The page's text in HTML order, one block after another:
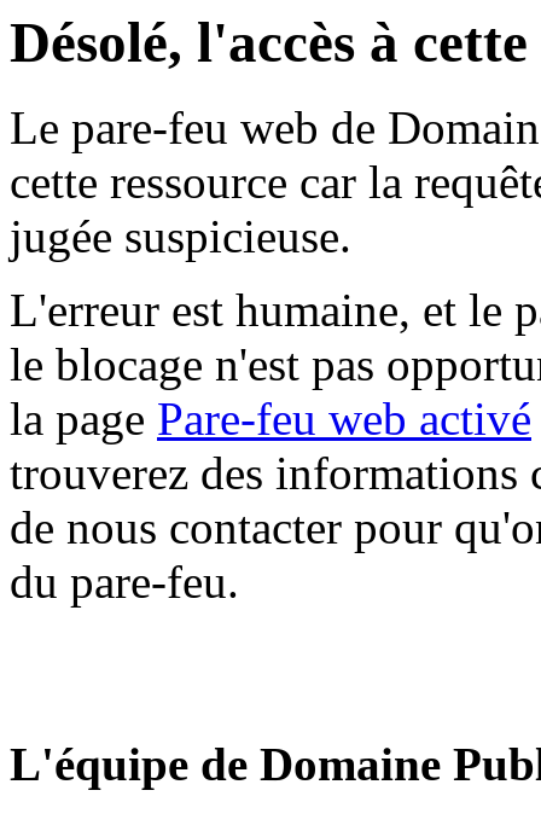
Désolé, l'accès à
Le pare-feu web de
cette ressource car la
jugée suspicieuse.
L'erreur est humaine, et le
le blocage n'est pas
la page Pare-feu web activé
trouverez des informations
de nous contacter pour
du pare-feu.
L'équipe de Domaine